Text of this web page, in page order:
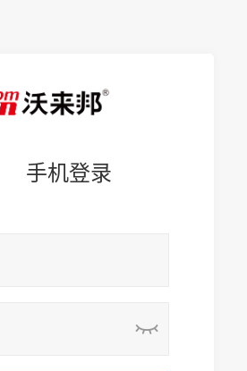
手机登录